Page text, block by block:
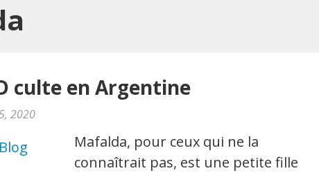
culte en Argentine
2020
Mafalda, pour ceux qui ne la
connaîtrait pas, est une petite fille